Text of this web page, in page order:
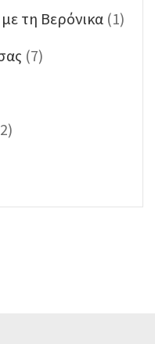
τη Βερόνικα (1)
(7)